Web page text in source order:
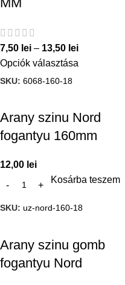
7,50 lei – 13,50 lei
Opciók választása
SKU: 6068-160-18
Arany szinu Nord
fogantyu 160mm
12,00 lei
Kosárba teszem
SKU: uz-nord-160-18
Arany szinu gomb
fogantyu Nord